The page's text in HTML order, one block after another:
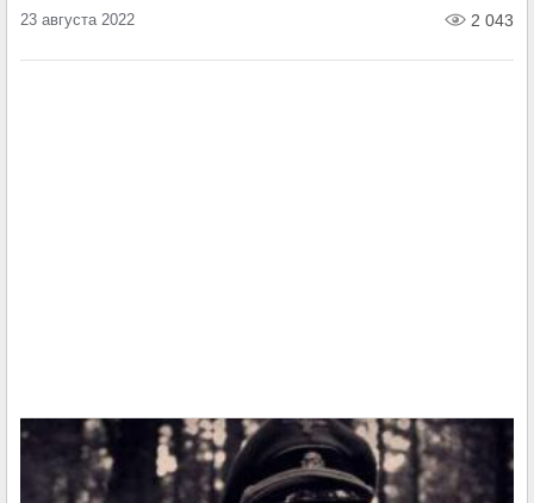
23 августа 2022 2 043